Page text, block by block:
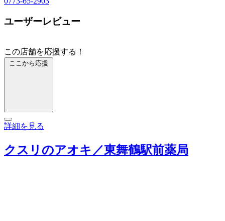
ユーザーレビュー
この店舗を応援する！
ここから応援
詳細を見る
クスリのアオキ／東舞鶴駅前薬局